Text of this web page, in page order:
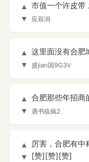
▲
▼
市值一个许皮带
应辰润
▲
▼
这里面没有合肥
盛jian国9G3V
▲
▼
合肥那些年招商
遇书临疯2
▲
▼
厉害，合肥有
[赞][赞][赞]